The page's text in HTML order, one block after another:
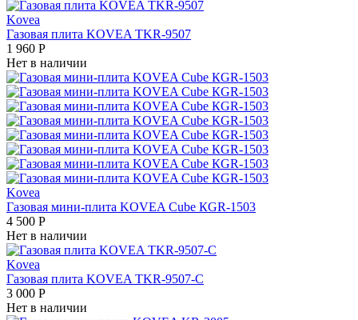
Kovea
Газовая плита KOVEA TKR-9507
1 960 Р
Нет в наличии
Kovea
Газовая мини-плита KOVEA Cube КGR-1503
4 500 Р
Нет в наличии
Kovea
Газовая плита KOVEA TKR-9507-C
3 000 Р
Нет в наличии